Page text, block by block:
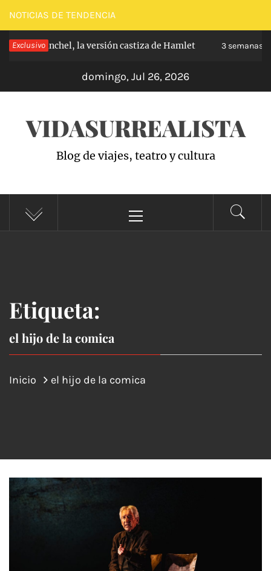
Saltar
al
contenido
NOTICIAS DE TENDENCIA
Exclusivo
de Carabanchel, la versión castiza de Hamlet 3 semanas
domingo, Jul 26, 2026
VIDASURREALISTA
Blog de viajes, teatro y cultura
principal
Etiqueta:
el hijo de la comica
Inicio el hijo de la comica